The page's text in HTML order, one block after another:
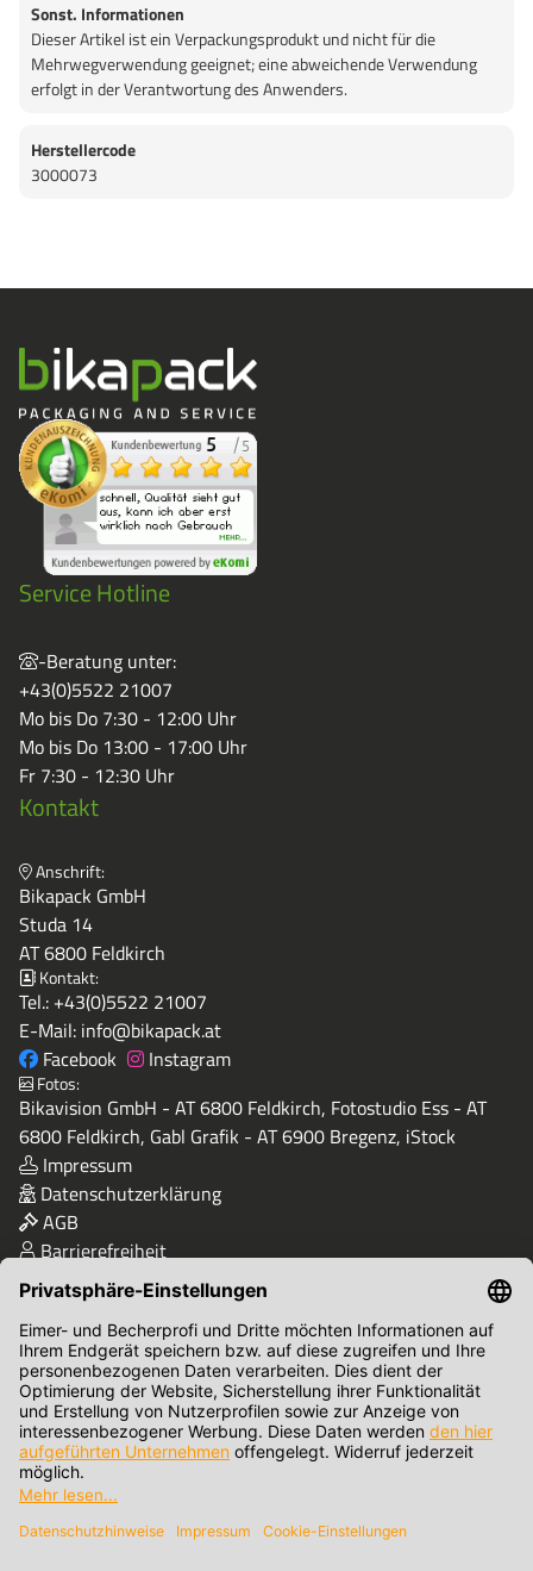
Sonst. Informationen
Dieser Artikel ist ein Verpackungsprodukt und nicht für die
Mehrwegverwendung geeignet; eine abweichende Verwendung
erfolgt in der Verantwortung des Anwenders.
Herstellercode
3000073
Service Hotline
-Beratung unter:
+43(0)5522 21007
Mo bis Do 7:30 - 12:00 Uhr
Mo bis Do 13:00 - 17:00 Uhr
Fr 7:30 - 12:30 Uhr
Kontakt
Anschrift:
Bikapack GmbH
Studa 14
AT 6800 Feldkirch
Kontakt:
Tel.: +43(0)5522 21007
E-Mail: info@bikapack.at
Facebook
Instagram
Fotos:
Bikavision GmbH - AT 6800 Feldkirch, Fotostudio Ess - AT
6800 Feldkirch, Gabl Grafik - AT 6900 Bregenz, iStock
Impressum
Datenschutzerklärung
AGB
Barrierefreiheit
Qualität & Sicherheit
Zahlungsmethoden